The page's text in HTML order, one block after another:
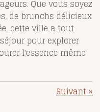
Que vous soyez
de brunchs délicieux
cette ville a tout
pour explorer
l'essence même
Suivant»